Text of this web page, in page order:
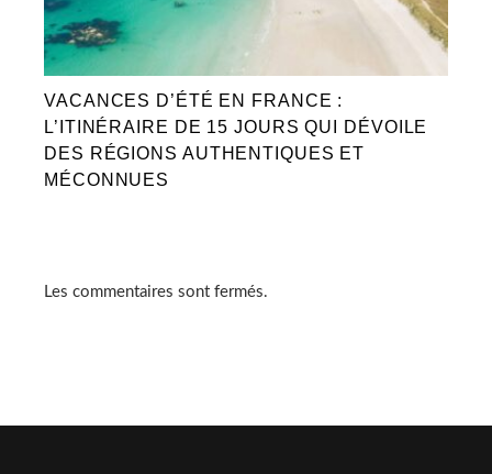
VACANCES D’ÉTÉ EN FRANCE :
L’ITINÉRAIRE DE 15 JOURS QUI DÉVOILE
DES RÉGIONS AUTHENTIQUES ET
MÉCONNUES
Les commentaires sont fermés.